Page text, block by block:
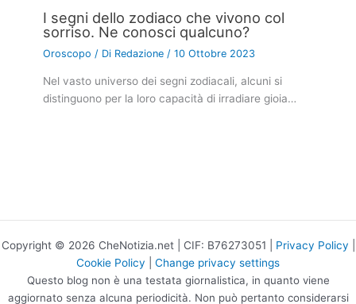
I segni dello zodiaco che vivono col
sorriso. Ne conosci qualcuno?
Oroscopo / Di Redazione /10 Ottobre 2023
Nel vasto universo dei segni zodiacali, alcuni si
distinguono per la loro capacità di irradiare gioia…
Copyright © 2026 CheNotizia.net | CIF: B76273051 | Privacy Policy
Cookie Policy
Change privacy settings
Questo blog non è una testata giornalistica, in quanto viene
aggiornato senza alcuna periodicità. Non può pertanto considerarsi